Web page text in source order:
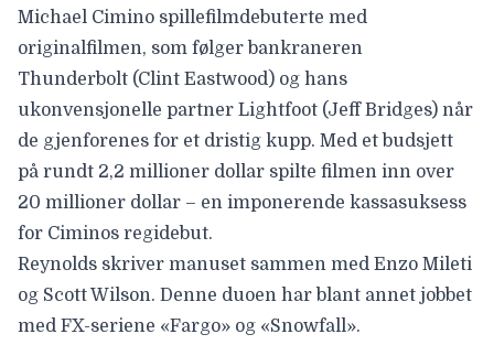
Michael Cimino spillefilmdebuterte med
originalfilmen, som følger bankraneren
Thunderbolt (Clint Eastwood) og hans
ukonvensjonelle partner Lightfoot (Jeff Bridges) når
de gjenforenes for et dristig kupp. Med et budsjett
på rundt 2,2 millioner dollar spilte filmen inn over
20 millioner dollar – en imponerende kassasuksess
for Ciminos regidebut.
Reynolds skriver manuset sammen med Enzo Mileti
og Scott Wilson. Denne duoen har blant annet jobbet
med FX-seriene «Fargo» og «Snowfall».